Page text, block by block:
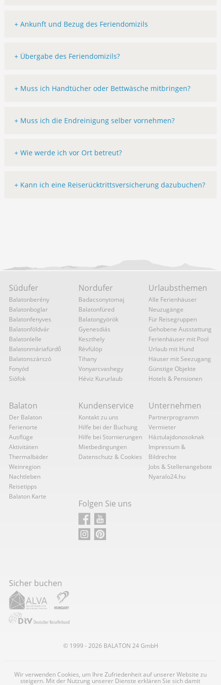
+ Ankunft und Bezug des Feriendomizils
+ Übergabe des Feriendomizils?
+ Muss ich Handtücher oder Bettwäsche mitbringen?
+ Muss ich die Endreinigung selber vornehmen?
+ Wie werde ich vor Ort betreut?
+ Kann ich eine Reiserücktrittsversicherung dazubuchen?
Südufer
Balatonberény
Balatonboglar
Balatonfenyves
Balatonföldvár
Balatonlelle
Balatonmáriafürdő
Balatonszárszó
Fonyód
Siófok
Nordufer
Badacsonytomaj
Balatonfüred
Balatongyörök
Gyenesdiás
Keszthely
Révfülöp
Tihany
Vonyarcvashegy
Héviz Kururlaub
Urlaubsthemen
Alle Ferienhäuser
Neuzugänge
Für Reisegruppen
Gehobene Ausstattung
Ferienhäuser mit Pool
Urlaub mit Hund
Häuser mit Seezugang
Günstige Objekte
Hotels & Pensionen
Balaton
Der Balaton
Ferienorte
Ausflüge
Aktivitäten
Thermalbäder
Weinregion
Nachtleben
Reisetipps
Balaton Karte
Kundenservice
Kontakt zu uns
Hilfe bei der Buchung
Hilfe bei Stornierungen
Mietbedingungen
Datenschutz & Cookies
Unternehmen
Partnerprogramm
Vermieter
Háztulajdonosoknak
Impressum &
Bildrechte
Jobs & Stellenangebote
Nyaralo24.hu
Folgen Sie uns
Sicher buchen
© 1999 - 2026 BALATON 24 GmbH
Wir verwenden Cookies, um Ihre Zufriedenheit auf unserer Website zu
steigern. Mit der Nutzung unserer Dienste erklären Sie sich damit